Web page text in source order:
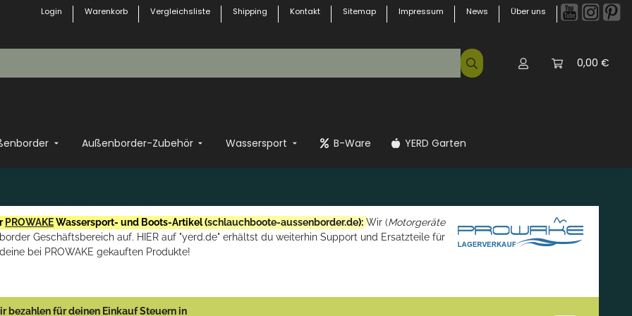
Login Warenkorb Vergleichsliste Shipping Kontakt Sitemap Impressum News Über uns
0,00 €
Außenborder-Zubehör Wassersport B-Ware YERD Garten
PROWAKEWassersport- und Boots-Artikel (schlauchboote-aussenborder.de): Wir (Motorgeräte
Geschäftsbereich auf. HIER auf "yerd.de" erhältst du weiterhin Support und Ersatzteile für
deine bei PROWAKE gekauften Produkte!
bezahlen für deinen Einkauf Steuern in